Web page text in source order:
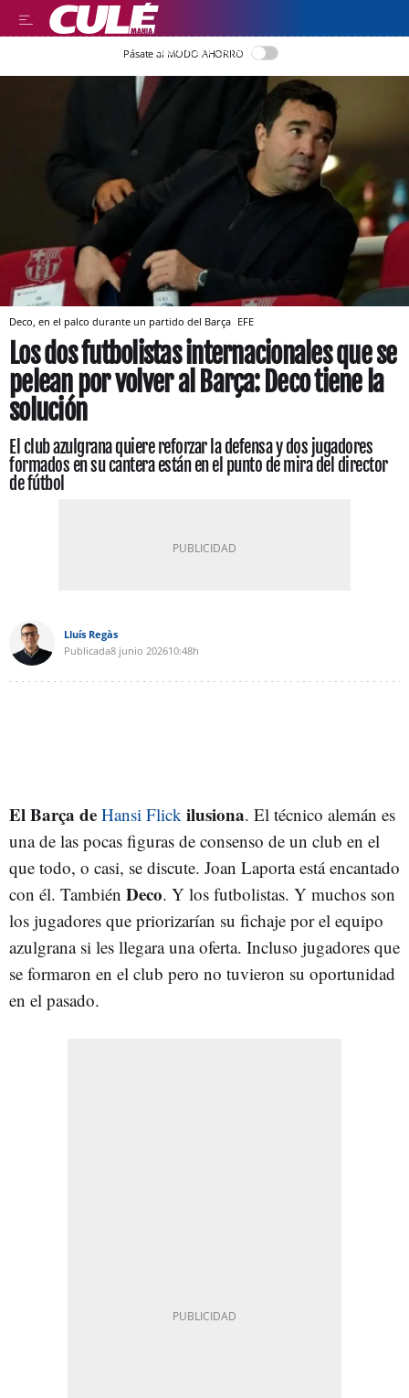
LLEGIR EN CATALÀ
Pásate al MODO AHORRO
Deco, en el palco durante un partido del Barça EFE
Los dos futbolistas internacionales que se
pelean por volver al Barça: Deco tiene la
solución
El club azulgrana quiere reforzar la defensa y dos jugadores
formados en su cantera están en el punto de mira del director
de fútbol
Lluís Regàs
Publicada8 junio 202610:48h
El Barça de Hansi Flick ilusiona. El técnico alemán es
una de las pocas figuras de consenso de un club en el
que todo, o casi, se discute. Joan Laporta está encantado
con él. También Deco. Y los futbolistas. Y muchos son
los jugadores que priorizarían su fichaje por el equipo
azulgrana si les llegara una oferta. Incluso jugadores que
se formaron en el club pero no tuvieron su oportunidad
en el pasado.